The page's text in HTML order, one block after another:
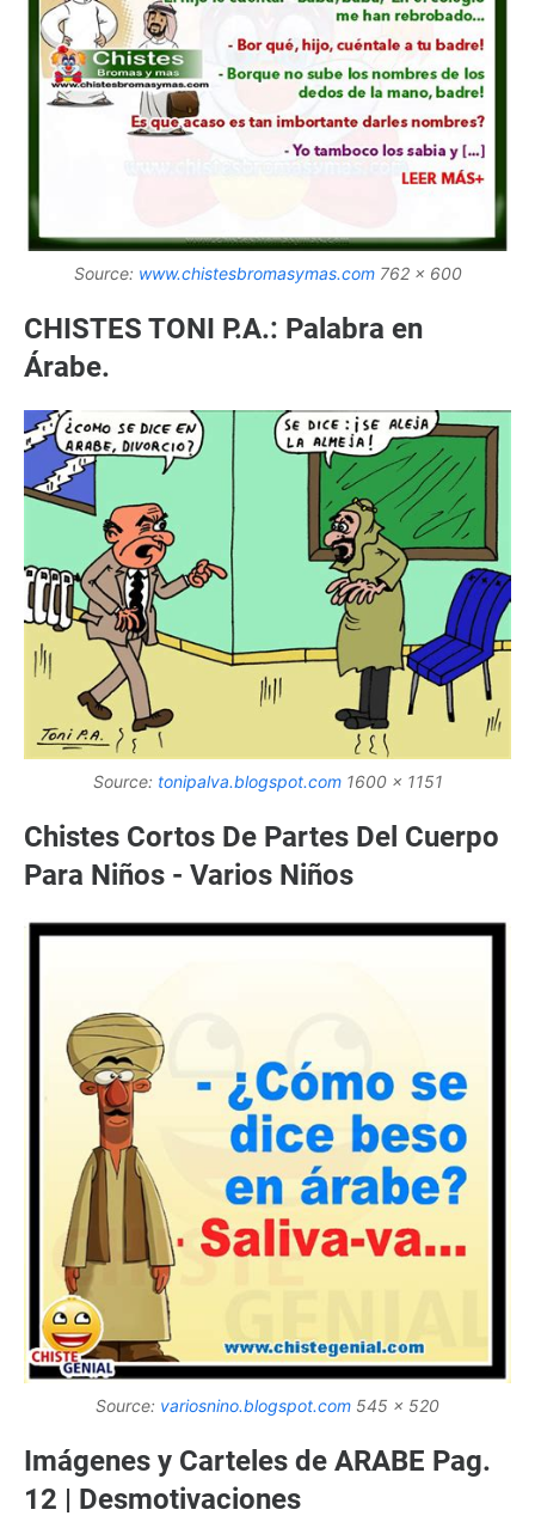
Source: www.chistesbromasymas.com762 x 600
CHISTES TONI P.A.: Palabra en
Árabe.
Source: tonipalva.blogspot.com1600 x 1151
Chistes Cortos De Partes Del Cuerpo
Para Niños - Varios Niños
Source: variosnino.blogspot.com 545 x 520
Imágenes y Carteles de ARABE Pag.
12 | Desmotivaciones